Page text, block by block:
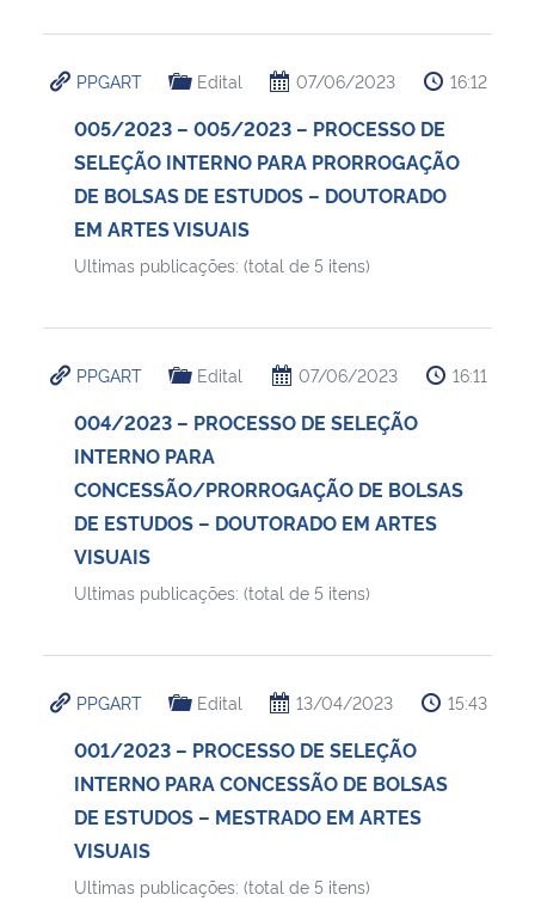
PPGART Edital 07/06/2023 16:12
005/2023 – 005/2023 – PROCESSO DE
SELEÇÃO INTERNO PARA PRORROGAÇÃO
DE BOLSAS DE ESTUDOS – DOUTORADO
EM ARTES VISUAIS
Ultimas publicações: (total de 5 itens)
PPGART Edital 07/06/2023 16:11
004/2023 – PROCESSO DE SELEÇÃO
INTERNO PARA
CONCESSÃO/PRORROGAÇÃO DE BOLSAS
DE ESTUDOS – DOUTORADO EM ARTES
VISUAIS
Ultimas publicações: (total de 5 itens)
PPGART Edital 13/04/2023 15:43
001/2023 – PROCESSO DE SELEÇÃO
INTERNO PARA CONCESSÃO DE BOLSAS
DE ESTUDOS – MESTRADO EM ARTES
VISUAIS
Ultimas publicações: (total de 5 itens)